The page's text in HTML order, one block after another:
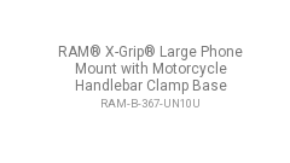
RAM® X-Grip® Large Phone
Mount with Motorcycle
Handlebar Clamp Base
RAM-B-367-UN10U